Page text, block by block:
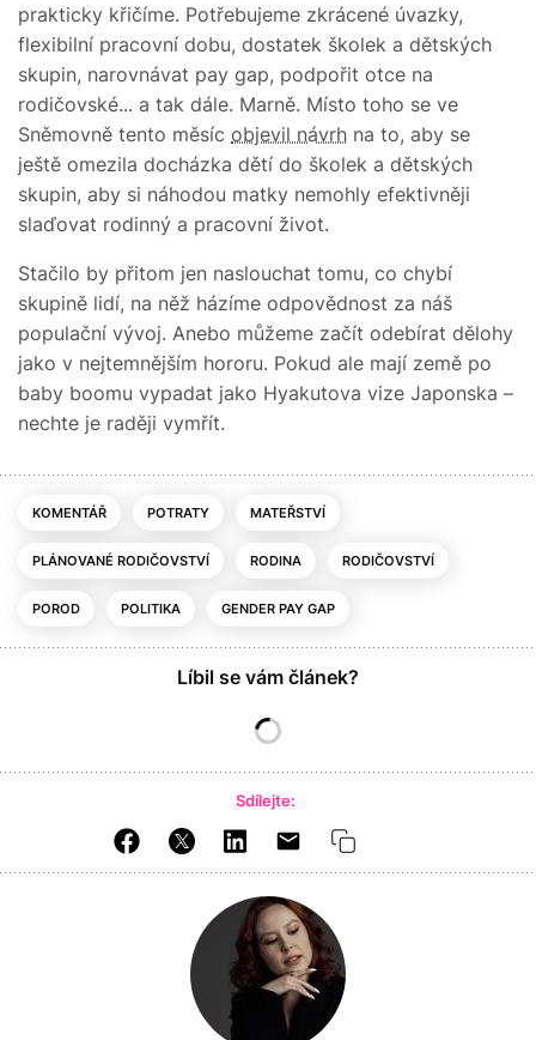
prakticky křičíme. Potřebujeme zkrácené úvazky,
flexibilní pracovní dobu, dostatek školek a dětských
skupin, narovnávat pay gap, podpořit otce na
rodičovské... a tak dále. Marně. Místo toho se ve
Sněmovně tento měsíc objevil návrh na to, aby se
ještě omezila docházka dětí do školek a dětských
skupin, aby si náhodou matky nemohly efektivněji
slaďovat rodinný a pracovní život.
Stačilo by přitom jen naslouchat tomu, co chybí
skupině lidí, na něž házíme odpovědnost za náš
populační vývoj. Anebo můžeme začít odebírat dělohy
jako v nejtemnějším hororu. Pokud ale mají země po
baby boomu vypadat jako Hyakutova vize Japonska –
nechte je raději vymřít.
KOMENTÁŘ POTRATY MATEŘSTVÍ
PLÁNOVANÉ RODIČOVSTVÍ RODINA RODIČOVSTVÍ
POROD POLITIKA GENDER PAY GAP
Líbil se vám článek?
Sdílejte: